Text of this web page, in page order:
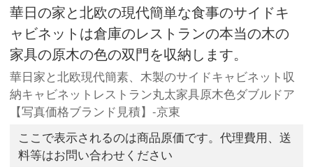
華日の家と北欧の現代簡単な食事のサイドキ
ャビネットは倉庫のレストランの本当の木の
家具の原木の色の双門を収納します。
華日家と北欧現代簡素、木製のサイドキャビネット収
納キャビネットレストラン丸太家具原木色ダブルドア
【写真価格ブランド見積】-京東
ここで表示されるのは商品原価です。代理費用、送
料等はお問い合わせください